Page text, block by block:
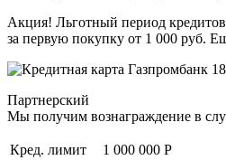
Акция! Льготный период
за первую покупку от 1 000 руб.
Партнерский
Мы получим вознаграждение в
Кред. лимит
1 000 000 Р